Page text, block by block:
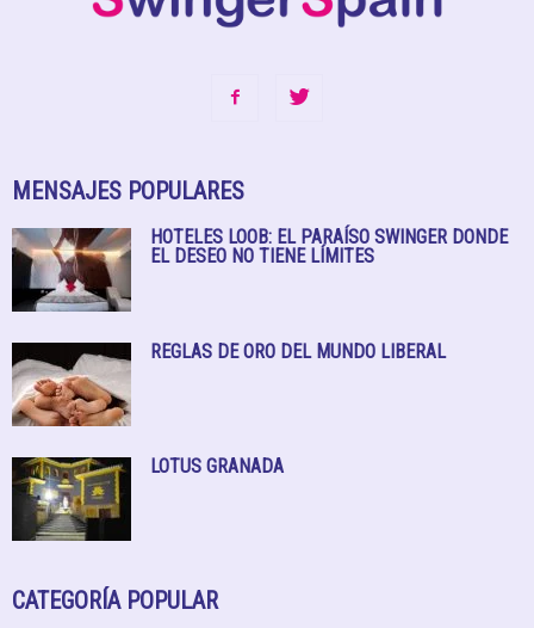
MENSAJES POPULARES
HOTELES LOOB: EL PARAÍSO SWINGER DONDE
EL DESEO NO TIENE LÍMITES
REGLAS DE ORO DEL MUNDO LIBERAL
LOTUS GRANADA
CATEGORÍA POPULAR